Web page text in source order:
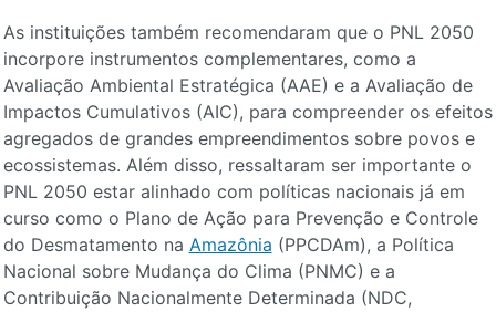
As instituições também recomendaram que o PNL 2050
incorpore instrumentos complementares, como a
Avaliação Ambiental Estratégica (AAE) e a Avaliação de
Impactos Cumulativos (AIC), para compreender os efeitos
agregados de grandes empreendimentos sobre povos e
ecossistemas. Além disso, ressaltaram ser importante o
PNL 2050 estar alinhado com políticas nacionais já em
curso como o Plano de Ação para Prevenção e Controle
do Desmatamento na Amazônia (PPCDAm), a Política
Nacional sobre Mudança do Clima (PNMC) e a
Contribuição Nacionalmente Determinada (NDC,